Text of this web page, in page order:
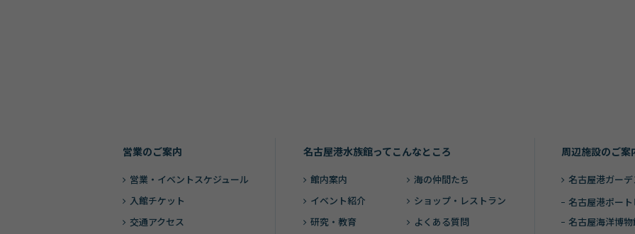
営業のご案内
営業・ イベントスケジュール
入館チケット
交通アクセス
名古屋港水族館ってこんなところ
館内案内
海の仲間たち
イベント紹介
ショップ・レストラン
研究・教育
よくある質問
周辺施設のご案
名古屋港ガー
名古屋港ポー
名古屋海洋博